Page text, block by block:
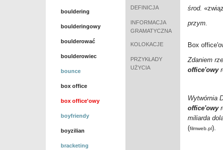
bouldering
boulderingowy
boulderować
boulderowiec
bounce
box office
box office'owy
boyfriendy
boyzilian
bracketing
DEFINICJA środ. «
INFORMACJA
GRAMATYCZNA
przym.
KOLOKACJE Box
PRZYKŁADY
UŻYCIA
Zdaniem
office'owy
Wytwórnia
office'owy
miliarda
(filmweb.pl).